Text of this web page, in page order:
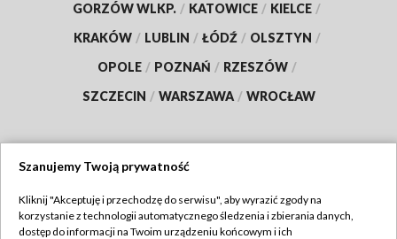
GORZÓW WLKP. / KATOWICE / KIELCE /
KRAKÓW / LUBLIN / ŁÓDŹ / OLSZTYN /
OPOLE / POZNAŃ / RZESZÓW /
SZCZECIN / WARSZAWA / WROCŁAW
TVP
Szanujemy Twoją prywatność
Kliknij "Akceptuję i przechodzę do serwisu", aby wyrazić zgody na
korzystanie z technologii automatycznego śledzenia i zbierania danych,
dostęp do informacji na Twoim urządzeniu końcowym i ich